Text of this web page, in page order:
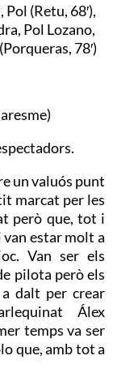
(Retu, 68′),
Pol Lozano,
78′)
un valuós punt
marcat per les
però que, tot i
estar molt a
Van ser els
pilota però els
dalt per crear
Álex
temps va ser
que, amb tot a